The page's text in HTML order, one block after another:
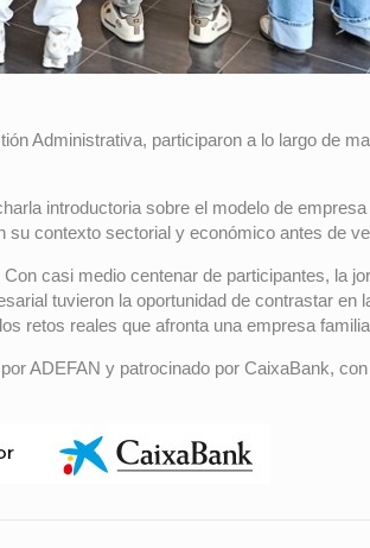
Administrativa, participaron a lo largo de
introductoria sobre el modelo de
contexto sectorial y económico antes de
casi medio centenar de participantes, la
tuvieron la oportunidad de contrastar
retos reales que afronta una empresa
ADEFAN y patrocinado por CaixaBank,